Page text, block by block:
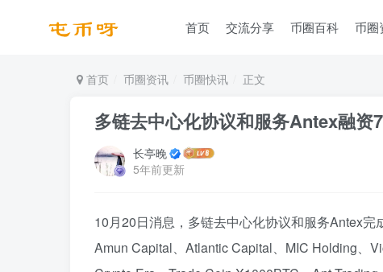
首页 交流分享 币圈百科 币圈
首页 币圈资讯 币圈快讯 正文
多链去中心化协议和服务Antex融
长亭晚
5年前更新
10月20日消息，多链去中心化协议和服务Antex完
Amun Capital、Atlantic Capital、MIC Holding、